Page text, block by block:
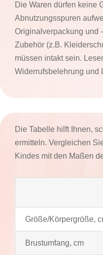
Die Waren dürfen keine
Abnutzungsspuren
Originalverpackung und
Zubehör (z.B.
müssen intakt sein.
Widerrufsbelehrung und
Die Tabelle hilft Ihnen,
ermitteln. Vergleichen
Kindes mit den Maßen
Größe/Körpergröße,
Brustumfang, cm